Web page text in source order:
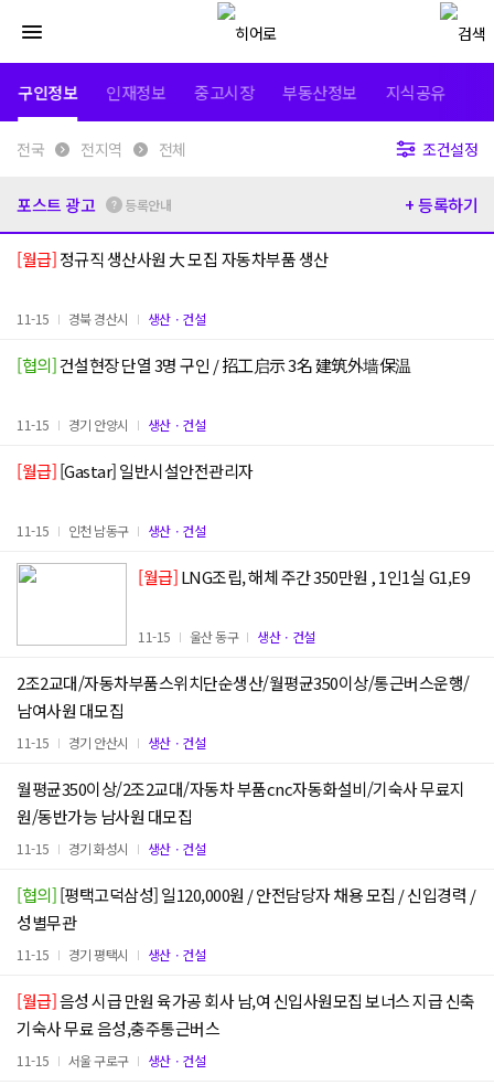
구인정보 인재정보 중고시장 부동산정보 지식공유
전국 전지역 전체 조건설정
포스트 광고 등록안내 + 등록하기
[월급]정규직 생산사원 大 모집 자동차부품 생산
11-15 경북 경산시 생산ㆍ건설
[협의]건설현장 단열 3명 구인 / 招工启示 3名 建筑外墙保温
11-15 경기 안양시 생산ㆍ건설
[월급][Gastar] 일반시설안전관리자
11-15 인천 남동구 생산ㆍ건설
[월급]LNG조립, 해체 주간 350만원 , 1인1실 G1,E9
11-15 울산 동구 생산ㆍ건설
2조2교대/자동차부품스위치단순생산/월평균350이상/통근버스운행/
남여사원 대모집
11-15 경기 안산시 생산ㆍ건설
월평균350이상/2조2교대/자동차 부품cnc자동화설비/기숙사 무료지
원/동반가능 남사원 대모집
11-15 경기 화성시 생산ㆍ건설
[협의]
성별무관
11-15 경기 평택시 생산ㆍ건설
[월급]
기숙사 무료 음성,충주통근버스
11-15 서울 구로구 생산ㆍ건설